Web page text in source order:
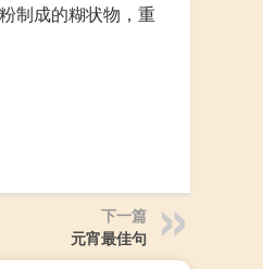
制成的糊状物，重
下一篇
元宵最佳句